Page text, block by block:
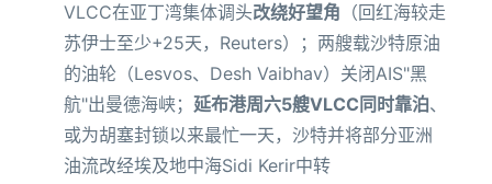
VLCC在亚丁湾集体调头改绕好望角 （回红海较走
苏伊士至少+25天，Reuters）；两艘载沙特原油
的油轮（Lesvos、Desh Vaibhav）关闭AIS"黑
航"出曼德海峡； 延布港周六5艘VLCC同时靠泊、
或为胡塞封锁以来最忙一天，沙特并将部分亚洲
油流改经埃及地中海Sidi Kerir中转